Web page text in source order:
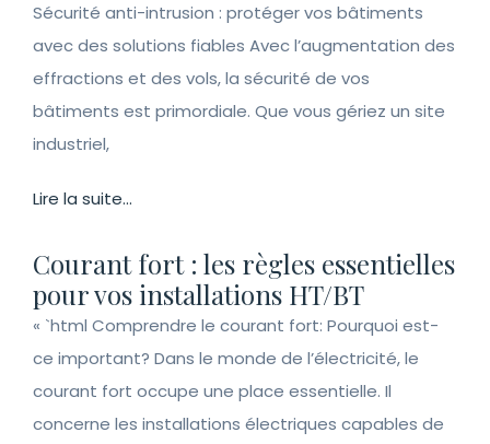
Sécurité anti-intrusion : protéger vos bâtiments
avec des solutions fiables Avec l’augmentation des
effractions et des vols, la sécurité de vos
bâtiments est primordiale. Que vous gériez un site
industriel,
Lire la suite...
Courant fort : les règles essentielles
pour vos installations HT/BT
« `html Comprendre le courant fort: Pourquoi est-
ce important? Dans le monde de l’électricité, le
courant fort occupe une place essentielle. Il
concerne les installations électriques capables de